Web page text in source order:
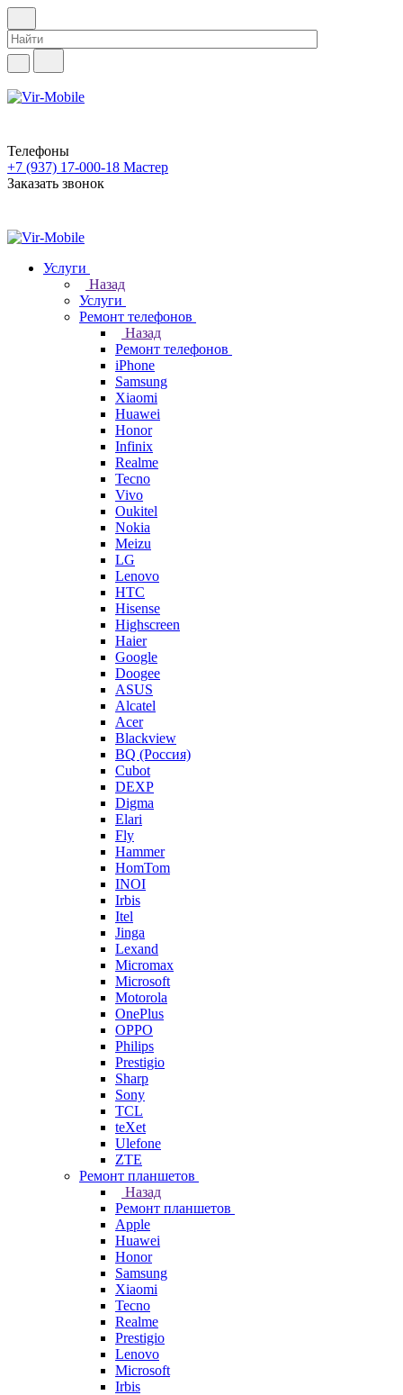
Телефоны
+7 (937) 17-000-18 Мастер
Заказать звонок
Услуги
Назад
Услуги
Ремонт телефонов
Назад
Ремонт телефонов
iPhone
Samsung
Xiaomi
Huawei
Honor
Infinix
Realme
Tecno
Vivo
Oukitel
Nokia
Meizu
LG
Lenovo
HTC
Hisense
Highscreen
Haier
Google
Doogee
ASUS
Alcatel
Acer
Blackview
BQ (Россия)
Cubot
DEXP
Digma
Elari
Fly
Hammer
HomTom
INOI
Irbis
Itel
Jinga
Lexand
Micromax
Microsoft
Motorola
OnePlus
OPPO
Philips
Prestigio
Sharp
Sony
TCL
teXet
Ulefone
ZTE
Ремонт планшетов
Назад
Ремонт планшетов
Apple
Huawei
Honor
Samsung
Xiaomi
Tecno
Realme
Prestigio
Lenovo
Microsoft
Irbis